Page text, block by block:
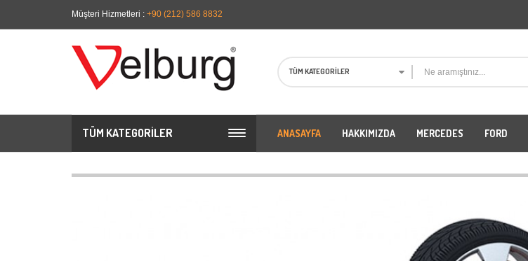
Müşteri Hizmetleri : +90 (212) 586 8832
TÜM KATEGORILER
TÜM KATEGORILER ANASAYFA HAKKIMIZDA MERCEDES FORD